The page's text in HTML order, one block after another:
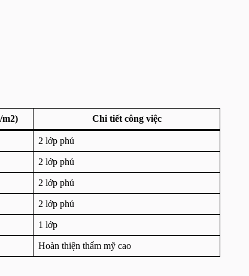
Chi tiết công việc
2 lớp phủ
2 lớp phủ
2 lớp phủ
2 lớp phủ
1 lớp
Hoàn thiện thẩm mỹ cao